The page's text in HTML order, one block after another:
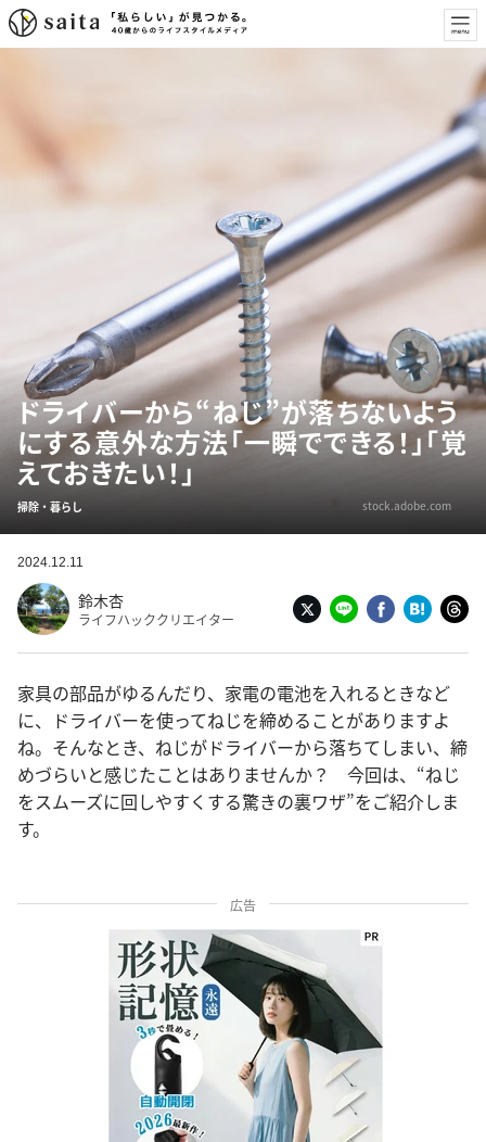
ドライバーから“ねじ”が落ちないよう
にする意外な方法「一瞬でできる！」「覚
えておきたい！」
掃除・暮らし stock.adobe.com
2024.12.11
鈴木杏
ライフハッククリエイター
家具の部品がゆるんだり、家電の電池を入れるときなど
に、ドライバーを使ってねじを締めることがありますよ
ね。そんなとき、ねじがドライバーから落ちてしまい、締
めづらいと感じたことはありませんか？ 今回は、“ねじ
をスムーズに回しやすくする驚きの裏ワザ”をご紹介しま
す。
広告